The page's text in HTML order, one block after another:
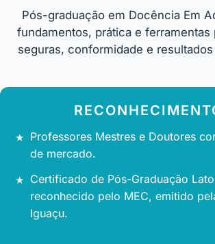
Pós-graduação em Docência Em
fundamentos, prática e ferramentas
seguras, conformidade e
Professores Mestres e Doutores
de mercado.
Certificado de Pós-Graduação
reconhecido pelo MEC, emitido
Iguaçu.